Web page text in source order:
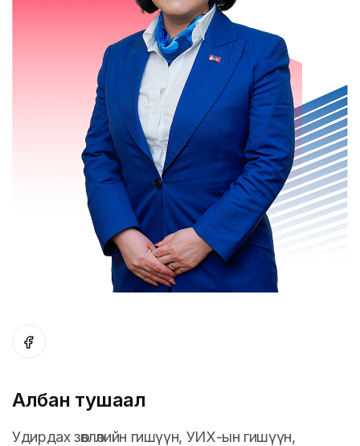
Албан тушаал
Удирдах зөвлөлийн гишүүн, УИХ-ын гишүүн,